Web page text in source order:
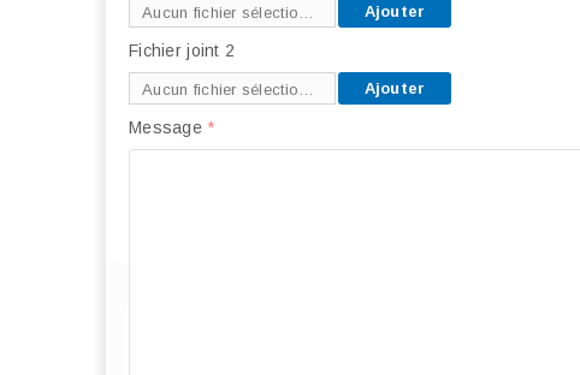
Aucun fichier sélectionné Ajouter
Fichier joint 2
Aucun fichier sélectionné Ajouter
Message *